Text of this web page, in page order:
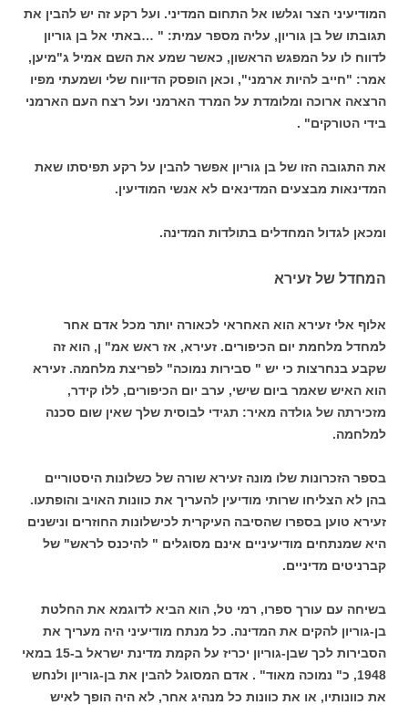
המודיעיני הצר וגלשו אל התחום המדיני. ועל רקע זה יש להבין את
תגובתו של בן גוריון, עליה מספר עמית: " …באתי אל בן גוריון
לדווח לו על המפגש הראשון, כאשר שמע את השם אמיל ג"מיען,
אמר: "חייב להיות ארמני", וכאן הופסק הדיווח שלי ושמעתי מפיו
הרצאה ארוכה ומלומדת על המרד הארמני ועל רצח העם הארמני
בידי הטורקים" .
את התגובה הזו של בן גוריון אפשר להבין על רקע תפיסתו שאת
המדינאות מבצעים המדינאים לא אנשי המודיעין.
ומכאן לגדול המחדלים בתולדות המדינה.
המחדל של זעירא
אלוף אלי זעירא הוא האחראי לכאורה יותר מכל אדם אחר
למחדל מלחמת יום הכיפורים. זעירא, אז ראש אמ" ן, הוא זה
שקבע בנחרצות כי יש " סבירות נמוכה" לפריצת מלחמה. זעירא
הוא האיש שאמר ביום שישי, ערב יום הכיפורים, ללו קידר,
מזכירתה של גולדה מאיר: תגידי לבוסית שלך שאין שום סכנה
למלחמה.
בספר הזכרונות שלו מונה זעירא שורה של כשלונות היסטוריים
בהן לא הצליחו שרותי מודיעין להעריך את כוונות האויב והופתעו.
זעירא טוען בספרו שהסיבה העיקרית לכישלונות החוזרים ונישנים
היא שמנתחים מודיעיניים אינם מסוגלים " להיכנס לראש" של
קברניטים מדיניים.
בשיחה עם עורך ספרו, רמי טל, הוא הביא לדוגמא את החלטת
בן-גוריון להקים את המדינה. כל מנתח מודיעיני היה מעריך את
הסבירות לכך שבן-גוריון יכריז על הקמת מדינת ישראל ב-15 במאי
1948, כ" נמוכה מאוד" . אדם המסוגל להבין את בן-גוריון ולנחש
את כוונותיו, או את כוונות כל מנהיג אחר, לא היה הופך לאיש